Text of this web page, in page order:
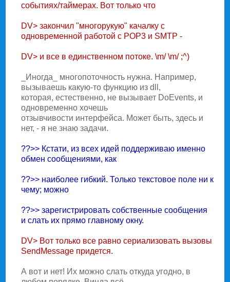
событиях/таймерах. Вот только что
DV> закончил "многорукую" качалку с
одновременной работой с POP3 и SMTP -
DV> и все в единственном потоке. \m/ \m/ ;^)
_Иногда_ многопоточность нужна. Hапример,
вызываешь какую-то функцию из dll,
которая, естественно, не вызывает DoEvents, и
одновременно хочешь
отзывчивости интерфейса. Может быть, здесь и
нет, - я не знаю задачи.
??>> Кстати, из всех идей поддерживаю именно
обмен сообщениями, как
??>> наиболее гибкий. Только текстовое поле ни к
чему; можно
??>> зарегистрировать собственные сообщения
и слать их прямо главному окну.
DV> Вот только все равно сериализовать вызовы
SendMessage придется.
А вот и нет! Их можно слать откуда угодно, в